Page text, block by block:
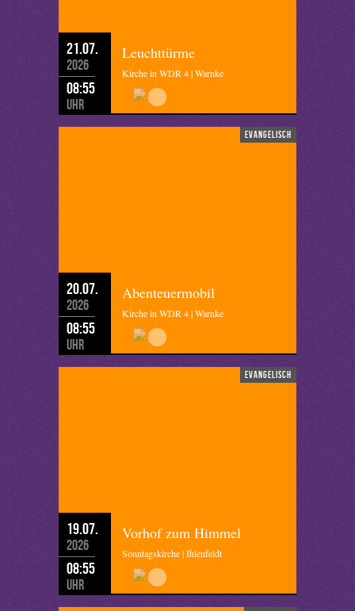
21.07.
2026
08:55
Uhr
Leuchttürme
Kirche in WDR 4 | Warnke
evangelisch
20.07.
2026
08:55
Uhr
Abenteuermobil
Kirche in WDR 4 | Warnke
evangelisch
19.07.
2026
08:55
Uhr
Vorhof zum Himmel
Sonntagskirche | Ihlenfeldt